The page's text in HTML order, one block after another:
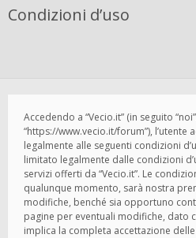
Condizioni d’uso
Accedendo a “Vecio.it” (in seguito
“https://www.vecio.it/forum”), l’utente
legalmente alle seguenti condizioni
limitato legalmente dalle condizioni
servizi offerti da “Vecio.it”. Le
qualunque momento, sarà nostra
modifiche, benché sia opportuno
pagine per eventuali modifiche, dato
implica la completa accettazione